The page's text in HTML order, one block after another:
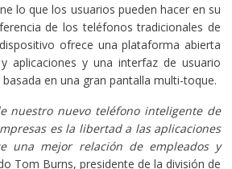
lo que los usuarios pueden hacer en su
de los teléfonos tradicionales de
ofrece una plataforma abierta
aplicaciones y una interfaz de usuario
en una gran pantalla multi-toque.
nuestro nuevo teléfono inteligente de
es la libertad a las aplicaciones
una mejor relación de empleados y
Tom Burns, presidente de la división de